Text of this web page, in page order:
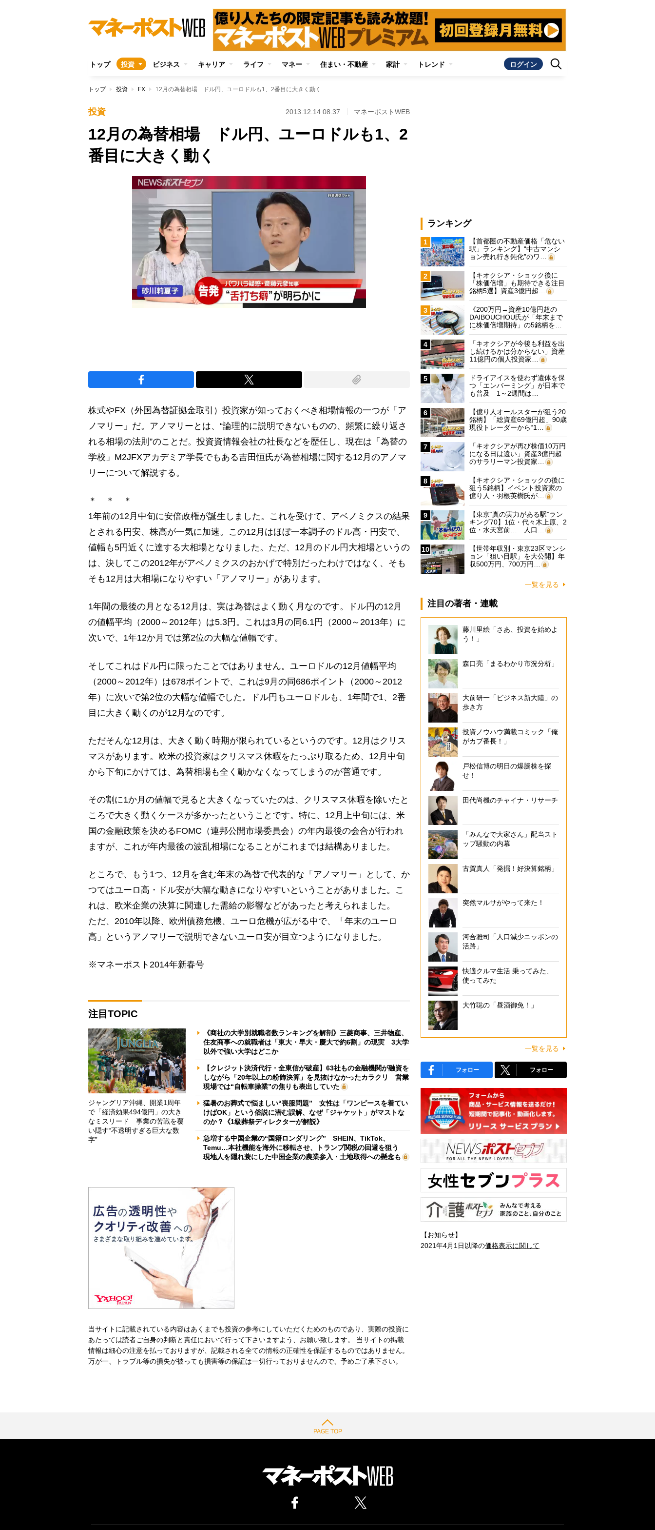
トップ 投資 ビジネス キャリア ライフ マネー 住まい・不動産 家計 トレンド ログイン
トップ 投資 FX 12月の為替相場 ドル円、ユーロドルも1、2番目に大きく動く
投資 2013.12.14 08:37 マネーポストWEB
12月の為替相場 ドル円、ユーロドルも1、2
番目に大きく動く
株式やFX（外国為替証拠金取引）投資家が知っておくべき相場情報の一つが「ア
ノマリー」だ。アノマリーとは、“論理的に説明できないものの、頻繁に繰り返さ
れる相場の法則”のことだ。投資資情報会社の社長などを歴任し、現在は「為替の
学校」M2JFXアカデミア学長でもある吉田恒氏が為替相場に関する12月のアノマ
リーについて解説する。
＊ ＊ ＊
1年前の12月中旬に安倍政権が誕生しました。これを受けて、アベノミクスの結果
とされる円安、株高が一気に加速。この12月はほぼ一本調子のドル高・円安で、
値幅も5円近くに達する大相場となりました。ただ、12月のドル円大相場というの
は、決してこの2012年がアベノミクスのおかげで特別だったわけではなく、そも
そも12月は大相場になりやすい「アノマリー」があります。
1年間の最後の月となる12月は、実は為替はよく動く月なのです。ドル円の12月
の値幅平均（2000～2012年）は5.3円。これは3月の同6.1円（2000～2013年）に
次いで、1年12か月では第2位の大幅な値幅です。
そしてこれはドル円に限ったことではありません。ユーロドルの12月値幅平均
（2000～2012年）は678ポイントで、これは9月の同686ポイント（2000～2012
年）に次いで第2位の大幅な値幅でした。ドル円もユーロドルも、1年間で1、2番
目に大きく動くのが12月なのです。
ただそんな12月は、大きく動く時期が限られているというのです。12月はクリス
マスがあります。欧米の投資家はクリスマス休暇をたっぷり取るため、12月中旬
から下旬にかけては、為替相場も全く動かなくなってしまうのが普通です。
その割に1か月の値幅で見ると大きくなっていたのは、クリスマス休暇を除いたと
ころで大きく動くケースが多かったということです。特に、12月上中旬には、米
国の金融政策を決めるFOMC（連邦公開市場委員会）の年内最後の会合が行われ
ますが、これが年内最後の波乱相場になることがこれまでは結構ありました。
ところで、もう1つ、12月を含む年末の為替で代表的な「アノマリー」として、か
つてはユーロ高・ドル安が大幅な動きになりやすいということがありました。こ
れは、欧米企業の決算に関連した需給の影響などがあったと考えられました。
ただ、2010年以降、欧州債務危機、ユーロ危機が広がる中で、「年末のユーロ
高」というアノマリーで説明できないユーロ安が目立つようになりました。
※マネーポスト2014年新春号
注目TOPIC
ジャングリア沖縄、開業1周年
で「経済効果494億円」の大き
なミスリード 事業の苦戦を覆
い隠す“不透明すぎる巨大な数
字”
《商社の大学別就職者数ランキングを解剖》三菱商事、三井物産、
住友商事への就職者は「東大・早大・慶大で約6割」の現実 3大学
以外で強い大学はどこか
【クレジット決済代行・全東信が破産】63社もの金融機関が融資を
しながら「20年以上の粉飾決算」を見抜けなかったカラクリ 営業
現場では“自転車操業”の焦りも表出していた
猛暑のお葬式で悩ましい“喪服問題” 女性は「ワンピースを着てい
けばOK」という俗説に潜む誤解、なぜ「ジャケット」がマストな
のか？《1級葬祭ディレクターが解説》
急増する中国企業の“国籍ロンダリング” SHEIN、TikTok、
Temu…本社機能を海外に移転させ、トランプ関税の回避を狙う
現地人を隠れ蓑にした中国企業の農業参入・土地取得への懸念も
当サイトに記載されている内容はあくまでも投資の参考にしていただくためのものであり、実際の投資に
あたっては読者ご自身の判断と責任において行って下さいますよう、お願い致します。 当サイトの掲載
情報は細心の注意を払っておりますが、記載される全ての情報の正確性を保証するものではありません。
万が一、トラブル等の損失が被っても損害等の保証は一切行っておりませんので、予めご了承下さい。
ランキング
1
【首都圏の不動産価格「危ない
駅」ランキング】“中古マンシ
ョン売れ行き鈍化”のワ…
2
【キオクシア・ショック後に
「株価倍増」も期待できる注目
銘柄5選】資産3億円超…
3
《200万円→資産10億円超の
DAIBOUCHOU氏が「年末まで
に株価倍増期待」の5銘柄を…
4
「キオクシアが今後も利益を出
し続けるかは分からない」資産
11億円の個人投資家…
5
ドライアイスを使わず遺体を保
つ「エンバーミング」が日本で
も普及 1～2週間は…
6
【億り人オールスターが狙う20
銘柄】「総資産69億円超」90歳
現役トレーダーから“1…
7
「キオクシアが再び株価10万円
になる日は遠い」資産3億円超
のサラリーマン投資家…
8
【キオクシア・ショックの後に
狙う5銘柄】イベント投資家の
億り人・羽根英樹氏が…
9
【東京“真の実力がある駅”ラン
キング70】1位・代々木上原、2
位・水天宮前… 人口…
10
【世帯年収別・東京23区マンシ
ョン「狙い目駅」を大公開】年
収500万円、700万円…
一覧を見る
注目の著者・連載
藤川里絵「さあ、投資を始めよ
う！」
森口亮「まるわかり市況分析」
大前研一「ビジネス新大陸」の
歩き方
投資ノウハウ満載コミック「俺
がカブ番長！」
戸松信博の明日の爆騰株を探
せ！
田代尚機のチャイナ・リサーチ
「みんなで大家さん」配当スト
ップ騒動の内幕
古賀真人「発掘！好決算銘柄」
突然マルサがやって来た！
河合雅司「人口減少ニッポンの
活路」
快適クルマ生活 乗ってみた、
使ってみた
大竹聡の「昼酒御免！」
一覧を見る
フォロー フォロー
【お知らせ】
2021年4月1日以降の価格表示に関して
PAGE TOP